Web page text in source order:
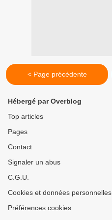
< Page précédente
Hébergé par Overblog
Top articles
Pages
Contact
Signaler un abus
C.G.U.
Cookies et données personnelles
Préférences cookies